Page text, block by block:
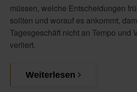
müssen, welche Entscheidungen
sollten und worauf es ankommt,
Tagesgeschäft nicht an Tempo und
verliert.
Weiterlesen